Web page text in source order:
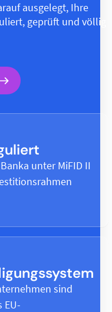
ausgelegt, Ihre
geprüft und völlig
unter MiFID II
sind
EU-